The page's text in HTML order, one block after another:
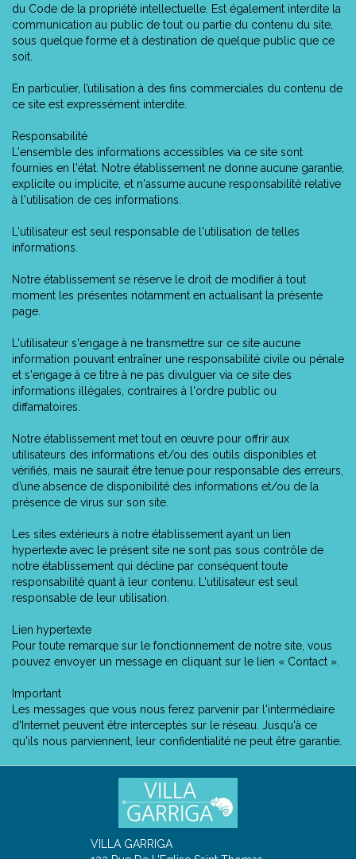
du Code de la propriété intellectuelle. Est également interdite la
communication au public de tout ou partie du contenu du site,
sous quelque forme et à destination de quelque public que ce
soit.
En particulier, l’utilisation à des fins commerciales du contenu de
ce site est expressément interdite.
Responsabilité
L'ensemble des informations accessibles via ce site sont
fournies en l'état. Notre établissement ne donne aucune garantie,
explicite ou implicite, et n'assume aucune responsabilité relative
à l'utilisation de ces informations.
L'utilisateur est seul responsable de l'utilisation de telles
informations.
Notre établissement se réserve le droit de modifier à tout
moment les présentes notamment en actualisant la présente
page.
L'utilisateur s'engage à ne transmettre sur ce site aucune
information pouvant entraîner une responsabilité civile ou pénale
et s'engage à ce titre à ne pas divulguer via ce site des
informations illégales, contraires à l'ordre public ou
diffamatoires.
Notre établissement met tout en œuvre pour offrir aux
utilisateurs des informations et/ou des outils disponibles et
vérifiés, mais ne saurait être tenue pour responsable des erreurs,
d’une absence de disponibilité des informations et/ou de la
présence de virus sur son site.
Les sites extérieurs à notre établissement ayant un lien
hypertexte avec le présent site ne sont pas sous contrôle de
notre établissement qui décline par conséquent toute
responsabilité quant à leur contenu. L'utilisateur est seul
responsable de leur utilisation.
Lien hypertexte
Pour toute remarque sur le fonctionnement de notre site, vous
pouvez envoyer un message en cliquant sur le lien « Contact ».
Important
Les messages que vous nous ferez parvenir par l'intermédiaire
d'Internet peuvent être interceptés sur le réseau. Jusqu'à ce
qu'ils nous parviennent, leur confidentialité ne peut être garantie.
VILLA GARRIGA